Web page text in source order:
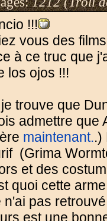
!!!
vous des
à ce truc que
los ojos !!!
trouve que
admettre que
maintenant..)
(Grima
et des
quoi cette
n'ai pas
est une